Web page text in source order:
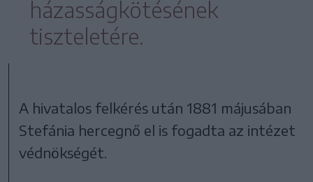
házasságkötésének
tiszteletére.
A hivatalos felkérés után 1881 májusában
Stefánia hercegnő el is fogadta az intézet
védnökségét.